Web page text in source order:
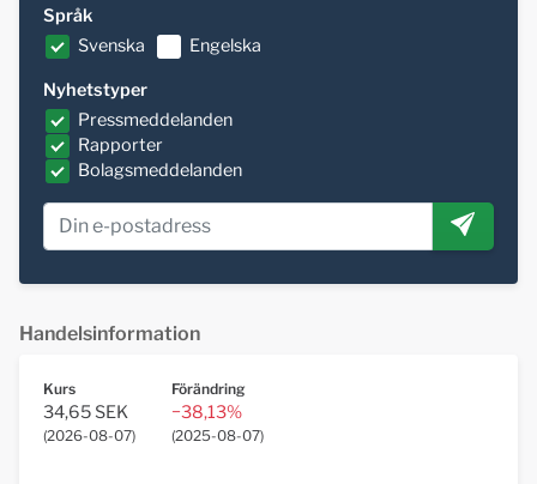
Språk
Svenska
Engelska
Nyhetstyper
Pressmeddelanden
Rapporter
Bolagsmeddelanden
Handelsinformation
Kurs
34,65 SEK
(2026-08-07)
Förändring
−38,13%
(2025-08-07)